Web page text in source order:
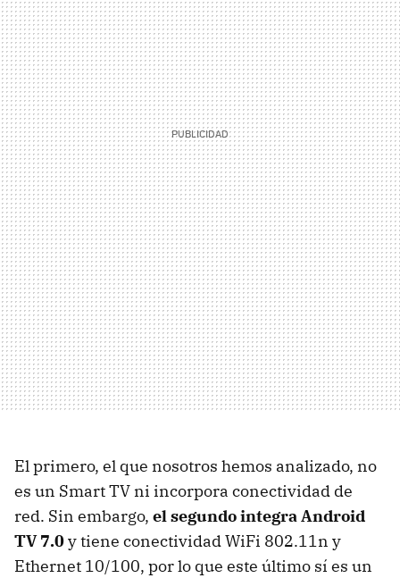
El primero, el que nosotros hemos analizado, no
es un Smart TV ni incorpora conectividad de
red. Sin embargo, el segundo integra Android
TV 7.0y tiene conectividad WiFi 802.11n y
Ethernet 10/100, por lo que este último sí es un